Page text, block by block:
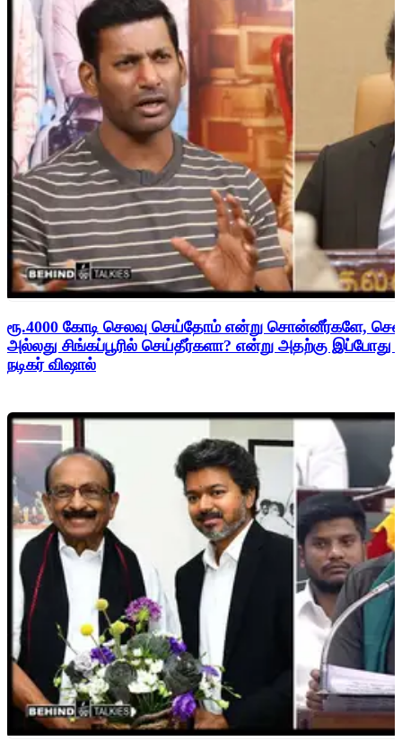
ரூ.4000 கோடி செலவு செய்தோம் என்று சொன்னீர்களே,
அல்லது சிங்கப்பூரில் செய்தீர்களா? என்று அதற்கு
நடிகர் விஷால்